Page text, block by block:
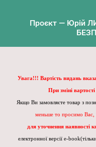
Проєкт — Юрій
Увага!!! Вартість видань
При зміні
Якщо Ви замовляєте товар з
меньше то просимо Вас,
для уточнення наявності
електронної версії e-